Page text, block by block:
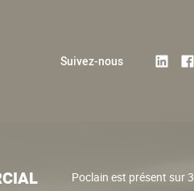
Suivez-nous
Poclain est présent sur 3